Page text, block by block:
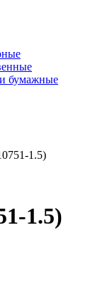
бумажные
1.5)
1.5)